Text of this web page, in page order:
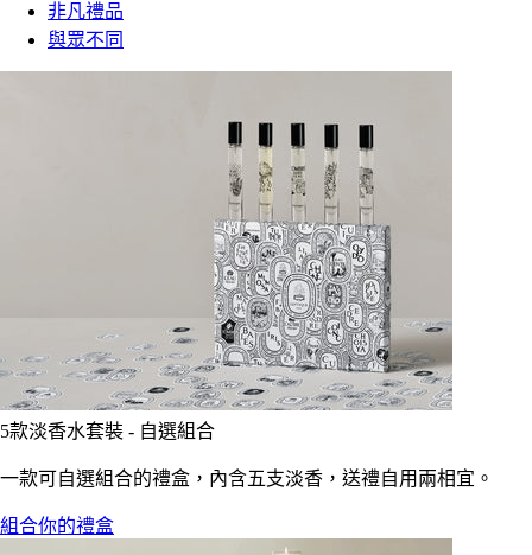
非凡禮品
與眾不同
5款淡香水套裝 - 自選組合
一款可自選組合的禮盒，內含五支淡香，送禮自用兩相宜。
組合你的禮盒